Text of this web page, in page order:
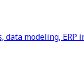
data modeling,